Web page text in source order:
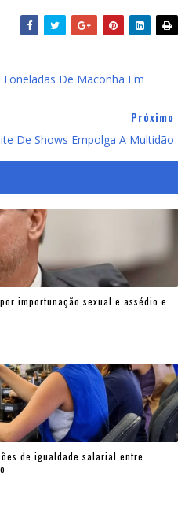
De Maconha Em
Próximo
De Shows Empolga A Multidão
importunação sexual e assédio e
de igualdade salarial entre